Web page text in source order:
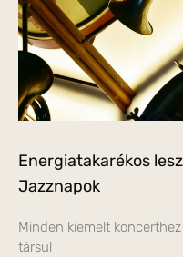
Energiatakarékos
Jazznapok
Minden kiemelt
társul